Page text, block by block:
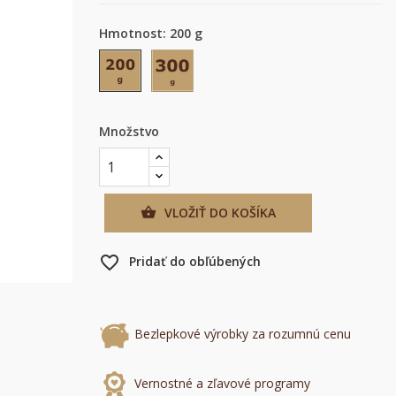
Hmotnost: 200 g
200 g
Množstvo
 VLOŽIŤ DO KOŠÍKA
favorite_border Pridať do obľúbených
Bezlepkové výrobky za rozumnú cenu
Vernostné a zľavové programy